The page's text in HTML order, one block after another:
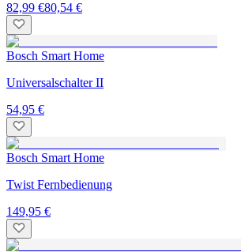
82,99 €80,54 €
Bosch Smart Home
Universalschalter II
54,95 €
Bosch Smart Home
Twist Fernbedienung
149,95 €